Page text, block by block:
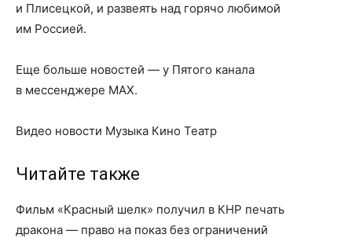
и Плисецкой, и развеять над горячо любимой
им Россией.
Еще больше новостей — у Пятого канала
в мессенджере MAX.
Видео новости Музыка Кино Театр
Читайте также
Фильм «Красный шелк» получил в КНР печать
дракона — право на показ без ограничений